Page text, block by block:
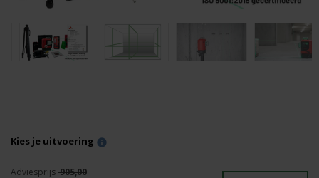
Kies je uitvoering
905,00